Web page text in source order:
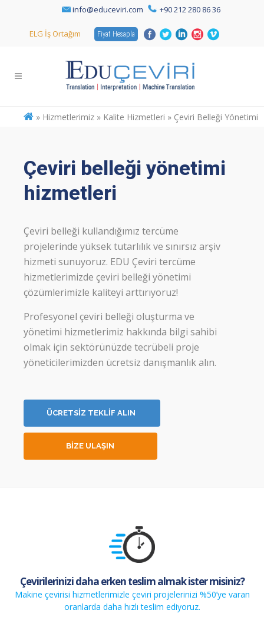
info@educeviri.com +90 212 280 86 36
ELG İş Ortağım Fiyat Hesapla
» Hizmetlerimiz » Kalite Hizmetleri » Çeviri Belleği Yönetimi
Çeviri belleği yönetimi
hizmetleri
Çeviri belleği kullandığımız tercüme
projelerinde yüksek tutarlılık ve sınırsız arşiv
hizmeti sunuyoruz. EDU Çeviri tercüme
hizmetlerimizde çeviri belleği yönetimi
çözümlerimizle kaliteyi arttırıyoruz!
Profesyonel çeviri belleği oluşturma ve
yönetimi hizmetlerimiz hakkında bilgi sahibi
olmak için sektörünüzde tecrübeli proje
yöneticilerimizden ücretsiz danışmanlık alın.
ÜCRETSİZ TEKLİF ALIN
BİZE ULAŞIN
Çevirilerinizi daha erken teslim almak ister misiniz?
Makine çevirisi hizmetlerimizle çeviri projelerinizi %50’ye varan
oranlarda daha hızlı teslim ediyoruz.